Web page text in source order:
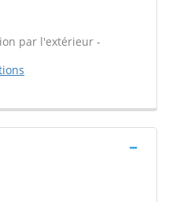
par l'extérieur -